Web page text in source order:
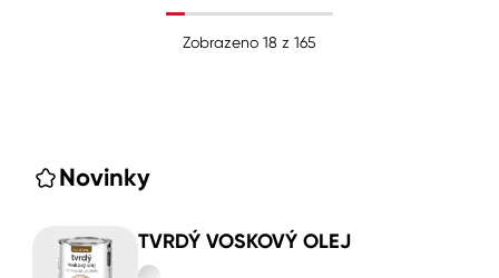
Zobrazeno 18 z 165
Novinky
TVRDÝ VOSKOVÝ OLEJ